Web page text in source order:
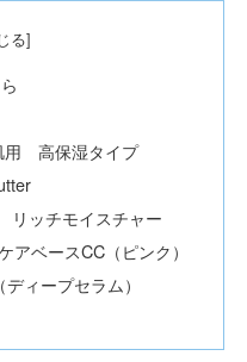
高保湿タイプ
ッチモイスチャー
ベースCC（ピンク）
ィープセラム）